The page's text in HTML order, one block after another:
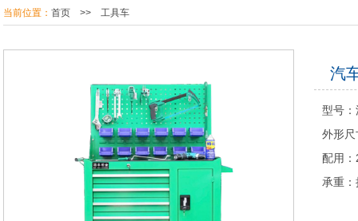
当前位置： 首页 >> 工具车
汽
型号
外形
配用
承重